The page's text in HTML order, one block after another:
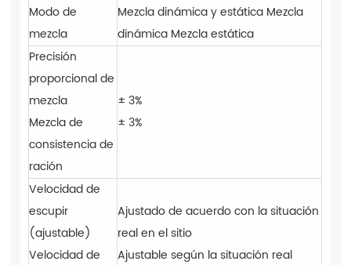
Modo de
mezcla
Mezcla dinámica y estática Mezcla
dinámica Mezcla estática
Precisión
proporcional de
mezcla
Mezcla de
consistencia de
ración
± 3%
± 3%
Velocidad de
escupir
(ajustable)
Velocidad de
Ajustado de acuerdo con la situación
real en el sitio
Ajustable según la situación real